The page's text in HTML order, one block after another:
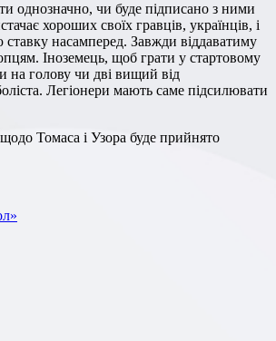
хороших своїх гравців, українців, і
насамперед. Завжди віддаватиму
Іноземець, щоб грати у стартовому
на голову чи дві вищий від
Легіонери мають саме підсилювати